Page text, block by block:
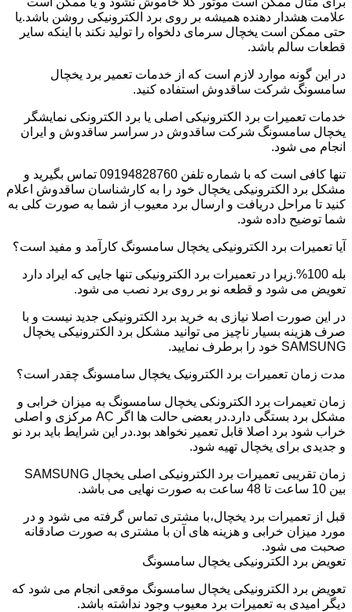
علامت هشدار دهنده همیشه بر روی برد الکترونیکی روشن باشد.یا
حتی ممکن است یخچال سرمای دلخواه را تولید نکند با اینکه سایر
قطعات سالم باشد.
در این گونه موارد لازم است که از خدمات تعمیر برد یخچال
سامسونگ شرکت ساقدوش استفاده کنید.
خدمات تعمیرات برد الکترونیکی اصلی یا برد الکترونکی نمایشگر
یخچال سامسونگ شرکت ساقدوش در سراسر ساقدوش و ایران
انجام می شود.
تنها کافی است که با شماره تلفن 09194828760 تماس بگیرید و
مشکل برد الکترونیکی یخچال خود را به کارشناسان ساقدوش اعلام
کنید تا مراحل دریافت و ارسال برد معیوب از شما به صورت کلی به
شما توضیح داده شود.
آیا تعمیرات برد الکترونیکی یخچال سامسونگ کارآمد و مفید است؟
بله 100%.زیرا در تعمیرات برد الکترونیکی تنها جایی که ایراد دارد
تعویض می شود و قطعه نو بر روی برد نصب می شود.
در این صورت اصلا نیازی به خرید برد الکترونیکی جدید نیست و با
صرف هزینه بسیار ناچیز می توانید مشکل برد الکترونیکی یخچال
SAMSUNG خود را برطرف نمایید.
مدت زمان تعمیرات برد الکترونیک یخچال سامسونگ چقدر است؟
زمان تعیمرات برد الکترونکی یخچال سامسونگ به میزان خرابی و
مشکل برد بستگی دارد.در بعضی حالت ها اگر AC مرکزی و اصلی
خراب شود برد اصلا قابل تعمیر نخواهد بود.در این شرایط باید برد نو
و جدیدی برای یخچال تهیه شود.
زمان تقریبی تعمیرات برد الکترونیکی اصلی یخچال SAMSUNG
بین 10 ساعت تا 48 ساعت به صورت نهایی می باشد.
قبل از تعمیرات برد یخچال،با مشتری تماس گرفته می شود و در
مورد میزان خرابی و هزینه های آن با مشتری به صورت صادقانه
صحبت می شود.
تعویض برد الکترونیکی یخچال سامسونگ
تعویض برد الکترونیکی یخچال سامسونگ موقعی انجام می شود که
دیگر امیدی به تعمیرات برد معیوب وجود نداشته باشد.